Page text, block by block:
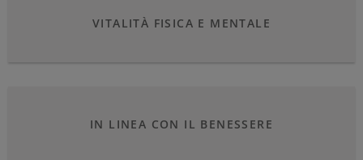
VITALITÀ FISICA E MENTALE
IN LINEA CON IL BENESSERE